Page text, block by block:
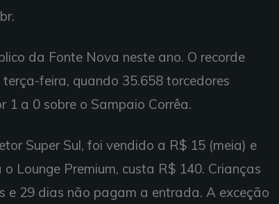
da Fonte Nova neste ano. O recorde
feira, quando 35.658 torcedores
1 a 0 sobre o Sampaio Corrêa.
Super Sul, foi vendido a R$ 15 (meia) e
Lounge Premium, custa R$ 140. Crianças
e 29 dias não pagam a entrada. A exceção